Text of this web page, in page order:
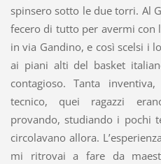
spinsero sotto le due torri. Al
fecero di tutto per avermi con
in via Gandino, e così scelsi i
ai piani alti del basket
contagioso. Tanta
tecnico, quei ragazzi
provando, studiando i pochi
circolavano allora.
mi ritrovai a fare da